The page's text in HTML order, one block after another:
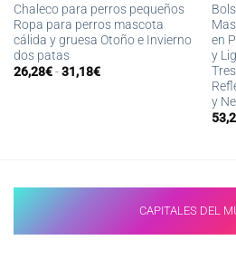
Chaleco para perros pequeños
Ropa para perros mascota
cálida y gruesa Otoño e Invierno
dos patas
26,28€ - 31,18€Rango
en
y
y
CAPITALES DEL